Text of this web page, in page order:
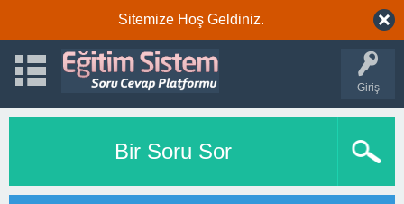
Sitemize Hoş Geldiniz.
Giriş
Bir Soru Sor